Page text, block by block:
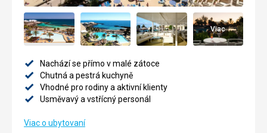
Viac
Nachází se přímo v malé zátoce
Chutná a pestrá kuchyně
Vhodné pro rodiny a aktivní klienty
Usměvavý a vstřícný personál
Viac o ubytovaní